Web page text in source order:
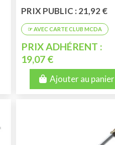
PRIX PUBLIC : 21,92 €
PRIX ADHÉRENT :
19,07 €
Ajouter au panier